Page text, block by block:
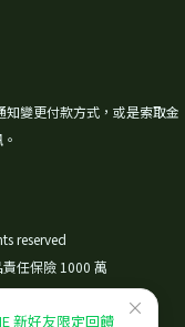
變更付款方式，或是索取金
reserved
任保險 1000 萬
×
新好友限定回饋